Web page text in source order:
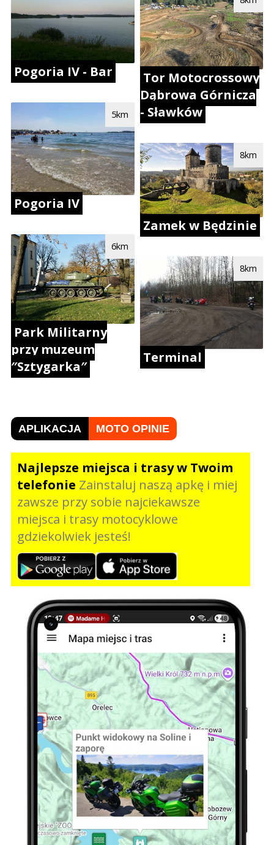
Pogoria IV - Bar
Pogoria IV
5km
Park Militarny
przy muzeum
″Sztygarka″
6km
Tor Motocrossowy
Dąbrowa Górnicza
- Sławków
Zamek w Będzinie
8km
Terminal
8km
APLIKACJA MOTO OPINIE
Najlepsze miejsca i trasy w Twoim
telefonie Zainstaluj naszą apkę i miej
zawsze przy sobie najciekawsze
miejsca i trasy motocyklowe
gdziekolwiek jesteś!